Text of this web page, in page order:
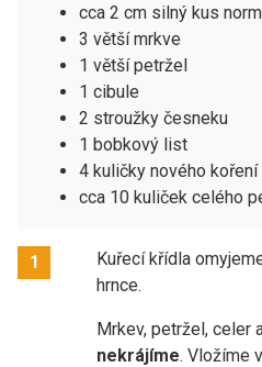
cca 2 cm silný kus
3 větší mrkve
1 větší petržel
1 cibule
2 stroužky česneku
1 bobkový list
4 kuličky nového koření
cca 10 kuliček celého
1
Kuřecí křídla
hrnce.
Mrkev, petržel, celer
nekrájíme. Vložíme